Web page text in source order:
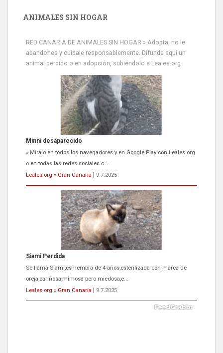
ANIMALES SIN HOGAR
RED CANARIA DE ANIMALES SIN HOGAR » Adopta, no le
abandones y cuídale responsablemente. Difunde aquí un
animal perdido o en adopción, subiéndolo a Leales.org
Minni desaparecido
» Míralo en todos los navegadores y en Google Play con Leales.org
o en todas las redes sociales c...
Leales.org » Gran Canaria
9.7.2025
Siami Perdida
Se llama Siami,es hembra de 4 años,esterilizada con marca de
oreja,cariñosa,mimosa pero miedosa,e...
Leales.org » Gran Canaria
9.7.2025